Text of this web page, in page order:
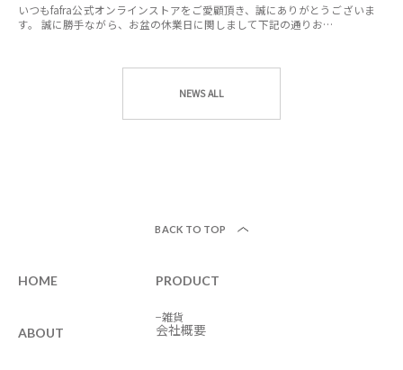
いつもfafra公式オンラインストアをご愛顧頂き、誠にありがとうございま
す。 誠に勝手ながら、お盆の休業日に関しまして下記の通りお…
NEWS ALL
BACK TO TOP
HOME
ABOUT
PRODUCT
−雑貨
会社概要